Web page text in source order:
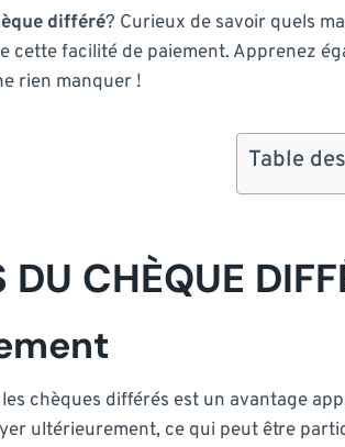
différé? Curieux de savoir quels
cette facilité de paiement. Apprenez
rien manquer !
Table
CHÈQUE
chèques différés est un avantage
ultérieurement, ce qui peut être